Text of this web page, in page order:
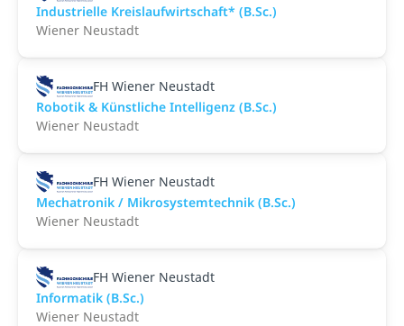
Industrielle Kreislaufwirtschaft* (B.Sc.)
Wiener Neustadt
FH Wiener Neustadt
Robotik & Künstliche Intelligenz (B.Sc.)
Wiener Neustadt
FH Wiener Neustadt
Mechatronik / Mikrosystemtechnik (B.Sc.)
Wiener Neustadt
FH Wiener Neustadt
Informatik (B.Sc.)
Wiener Neustadt